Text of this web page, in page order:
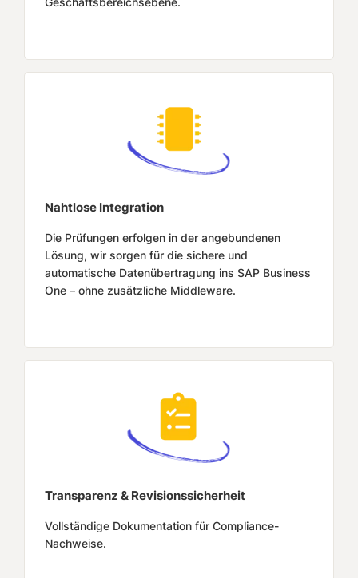
Nahtlose Integration
Die Prüfungen erfolgen in der angebundenen
Lösung, wir sorgen für die sichere und
automatische Datenübertragung ins SAP Business
One – ohne zusätzliche Middleware.
Transparenz & Revisionssicherheit
Vollständige Dokumentation für Compliance-
Nachweise.